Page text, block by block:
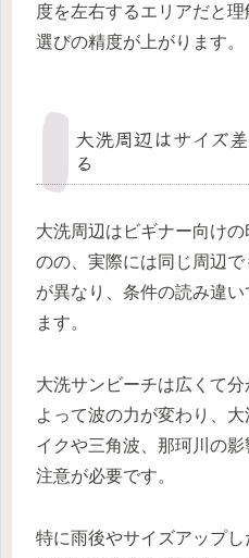
度を左右するエリアだと
選びの精度が上がります。
大洗周辺はサイズ
る
大洗周辺はビギナー向け
のの、実際には同じ周辺
が異なり、条件の読み違
ます。
大洗サンビーチは広くて
よって波の力が変わり、
イクや三角波、那珂川の
注意が必要です。
特に雨後やサイズアップ